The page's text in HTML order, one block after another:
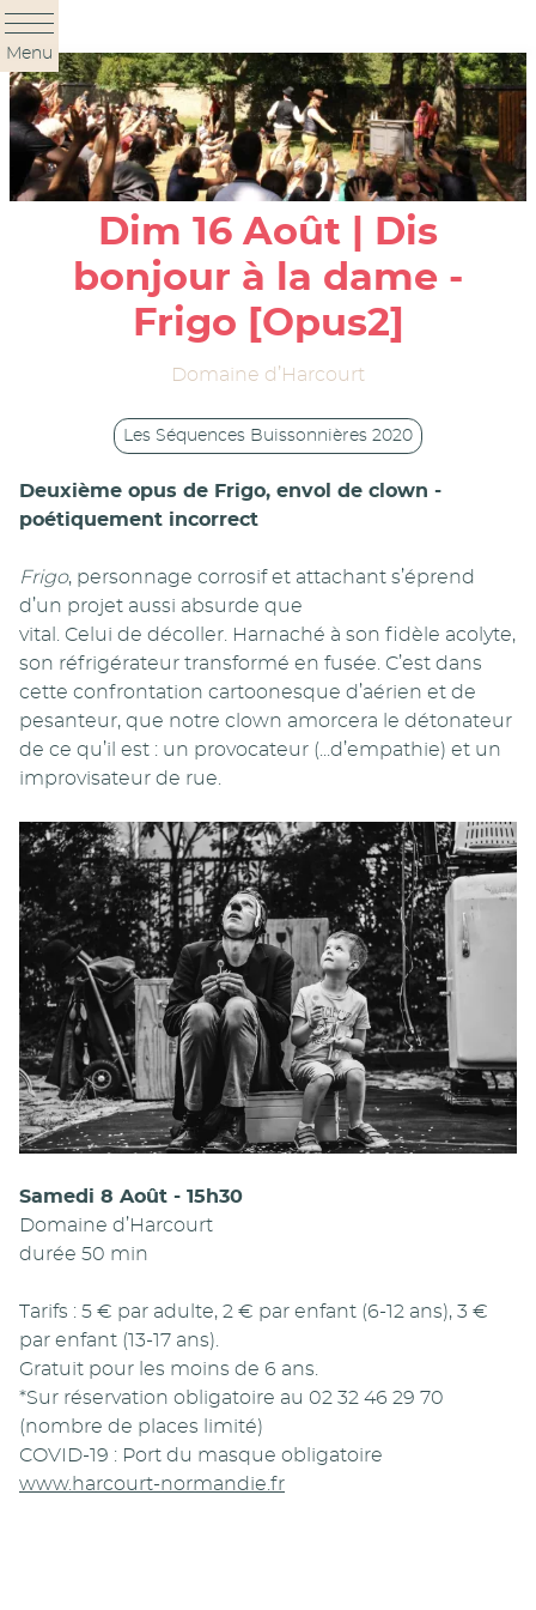
Panneau de gestion des cookies
Menu
Dim 16 Août | Dis
bonjour à la dame -
Frigo [Opus2]
Domaine d’Harcourt
Les Séquences Buissonnières 2020
Deuxième opus de Frigo, envol de clown -
poétiquement incorrect
Frigo, personnage corrosif et attachant s’éprend
d’un projet aussi absurde que
vital. Celui de décoller. Harnaché à son fidèle acolyte,
son réfrigérateur transformé en fusée. C’est dans
cette confrontation cartoonesque d’aérien et de
pesanteur, que notre clown amorcera le détonateur
de ce qu’il est : un provocateur (...d’empathie) et un
improvisateur de rue.
Samedi 8 Août - 15h30
Domaine d’Harcourt
durée 50 min
Tarifs : 5 € par adulte, 2 € par enfant (6-12 ans), 3 €
par enfant (13-17 ans).
Gratuit pour les moins de 6 ans.
*Sur réservation obligatoire au 02 32 46 29 70
(nombre de places limité)
COVID-19 : Port du masque obligatoire
www.harcourt-normandie.fr